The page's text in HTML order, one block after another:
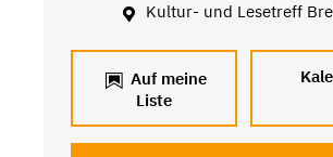
Kultur- und Lesetreff
Auf meine
Liste